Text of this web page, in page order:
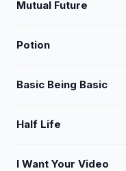
Mutual Future
Potion
Basic Being Basic
Half Life
I Want Your Video